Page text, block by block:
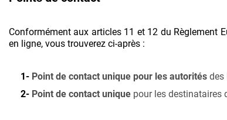
Conformément aux articles 11 et 12 du Règlement
en ligne, vous trouverez ci-après :
Point de contact unique pour les autorités des
Point de contact unique pour les destinataires